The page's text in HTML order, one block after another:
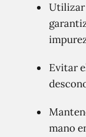
Utilizar
Evitar
mano